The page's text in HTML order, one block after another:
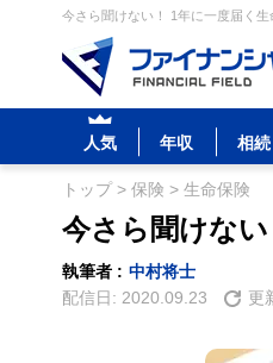
今さら聞けない！ 1年に一度届く
人気 年収 相続
トップ> 保険 > 生命保険
今さら聞けな
執筆者 : 中村将士
配信日: 2020.09.23 更